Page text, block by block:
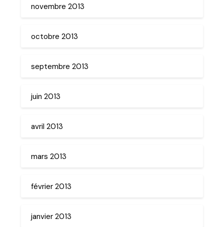
novembre 2013
octobre 2013
septembre 2013
juin 2013
avril 2013
mars 2013
février 2013
janvier 2013